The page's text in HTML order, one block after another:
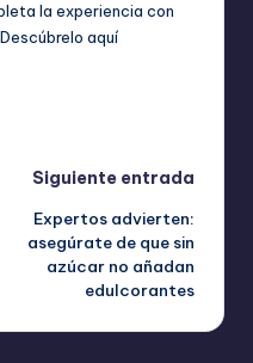
la experiencia con
Descúbrelo aquí
Siguiente entrada
Expertos advierten:
asegúrate de que sin
azúcar no añadan
edulcorantes